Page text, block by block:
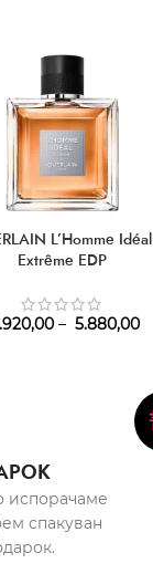
L’Homme Idéal
Extrême EDP
– 5.880,00
испорачаме
спакуван